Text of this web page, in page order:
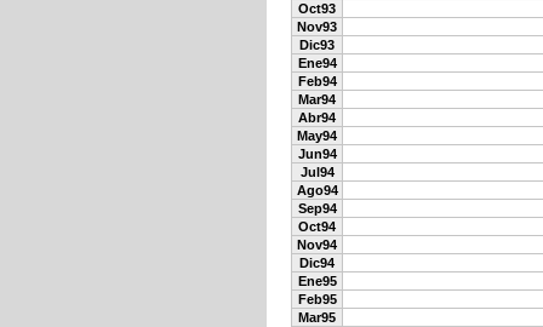
Oct93
Nov93
Dic93
Ene94
Feb94
Mar94
Abr94
May94
Jun94
Jul94
Ago94
Sep94
Oct94
Nov94
Dic94
Ene95
Feb95
Mar95